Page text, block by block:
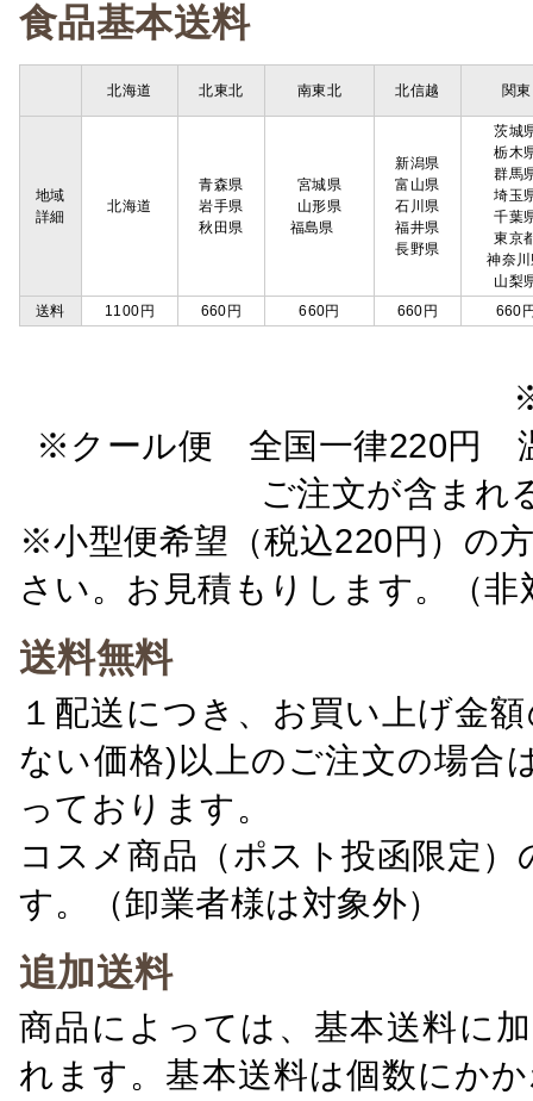
食品基本送料
北海道 北東北 南東北 北信越 関東
地域
詳細
北海道
青森県
岩手県
秋田県
宮城県
山形県
福島県
新潟県
富山県
石川県
福井県
長野県
茨城
栃木
群馬
埼玉
千葉
東京
神奈
山梨
送料
1100円 660円 660円 660円 660
※クール便 全国一律220円
ご注文が含ま
※小型便希望（税込220円）の
さい。お見積もりします。（非
送料無料
１配送につき、お買い上げ金
ない価格)以上のご注文の場合
っております。
コスメ商品（ポスト投函限定
す。（卸業者様は対象外）
追加送料
商品によっては、基本送料に
れます。基本送料は個数にか